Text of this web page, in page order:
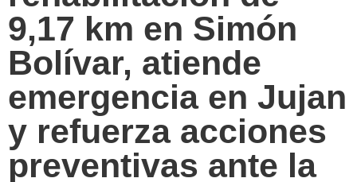
9,17 km en Simón
Bolívar, atiende
emergencia en Jujan
y refuerza acciones
preventivas ante la